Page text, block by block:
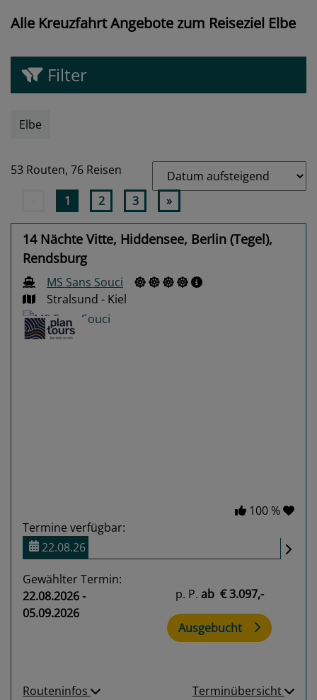
Alle Kreuzfahrt Angebote zum Reiseziel Elbe
Filter
Elbe
53 Routen, 76 Reisen
1 2 3 »
14 Nächte Vitte, Hiddensee, Berlin (Tegel),
Rendsburg
MS Sans Souci
Stralsund - Kiel
100 %
Termine verfügbar:
22.08.26
Gewählter Termin:
22.08.2026 -
05.09.2026
p. P. ab € 3.097,-
Ausgebucht
Routeninfos Terminübersicht